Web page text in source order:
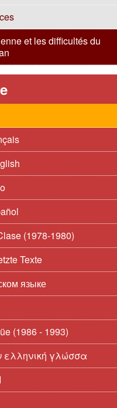
et les difficultés du
(1978-1980)
Texte
языке
(1986 - 1993)
γλώσσα